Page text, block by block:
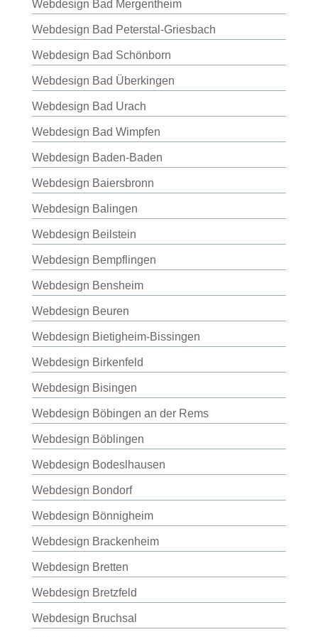
Webdesign Bad Mergentheim
Webdesign Bad Peterstal-Griesbach
Webdesign Bad Schönborn
Webdesign Bad Überkingen
Webdesign Bad Urach
Webdesign Bad Wimpfen
Webdesign Baden-Baden
Webdesign Baiersbronn
Webdesign Balingen
Webdesign Beilstein
Webdesign Bempflingen
Webdesign Bensheim
Webdesign Beuren
Webdesign Bietigheim-Bissingen
Webdesign Birkenfeld
Webdesign Bisingen
Webdesign Böbingen an der Rems
Webdesign Böblingen
Webdesign Bodeslhausen
Webdesign Bondorf
Webdesign Bönnigheim
Webdesign Brackenheim
Webdesign Bretten
Webdesign Bretzfeld
Webdesign Bruchsal